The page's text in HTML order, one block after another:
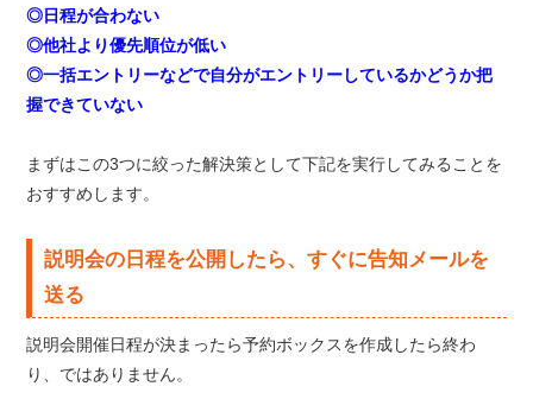
◎日程が合わない
◎他社より優先順位が低い
◎一括エントリーなどで自分がエントリーしているかどうか把
握できていない
まずはこの3つに絞った解決策として下記を実行してみることを
おすすめします。
説明会の日程を公開したら、すぐに告知メールを
送る
説明会開催日程が決まったら予約ボックスを作成したら終わ
り、ではありません。